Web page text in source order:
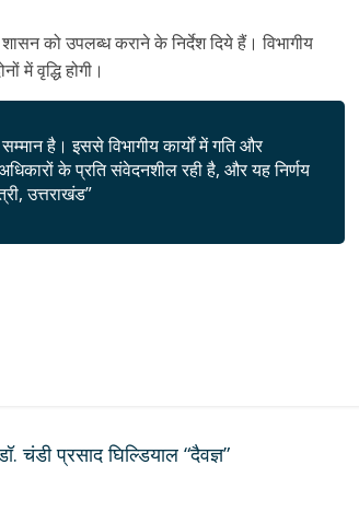
को उपलब्ध कराने के निर्देश दिये हैं। विभागीय
में वृद्धि होगी।
है। इससे विभागीय कार्यों में गति और
अधिकारों के प्रति संवेदनशील रही है, और यह निर्णय
उत्तराखंड”
चंडी प्रसाद घिल्डियाल “दैवज्ञ”